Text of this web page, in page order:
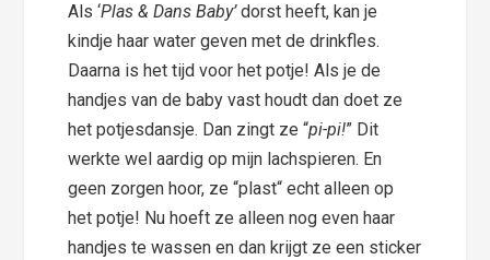
Als ‘Plas & Dans Baby’dorst heeft, kan je
kindje haar water geven met de drinkfles.
Daarna is het tijd voor het potje! Als je de
handjes van de baby vast houdt dan doet ze
het potjesdansje. Dan zingt ze “pi-pi!” Dit
werkte wel aardig op mijn lachspieren. En
geen zorgen hoor, ze “plast“ echt alleen op
het potje! Nu hoeft ze alleen nog even haar
handjes te wassen en dan krijgt ze een sticker